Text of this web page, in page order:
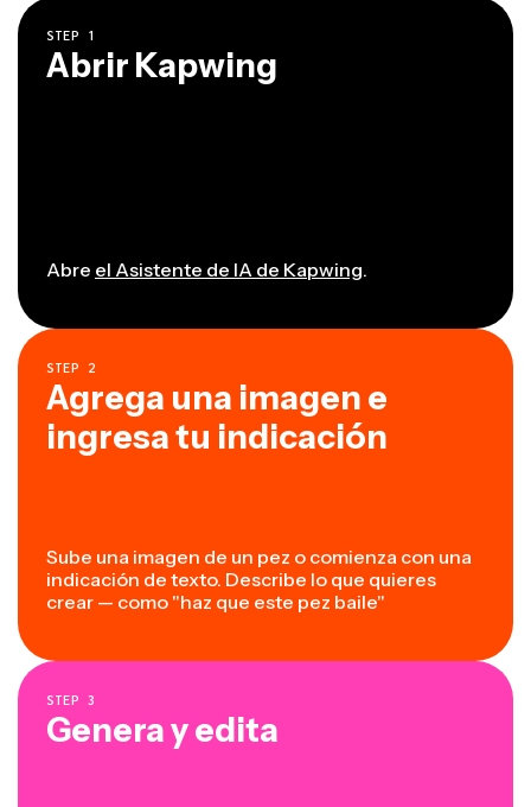
STEP 1
Abrir Kapwing
Abre el Asistente de IA de Kapwing.
STEP 2
Agrega una imagen e
ingresa tu indicación
Sube una imagen de un pez o comienza con una
indicación de texto. Describe lo que quieres
crear — como "haz que este pez baile"
STEP 3
Genera y edita